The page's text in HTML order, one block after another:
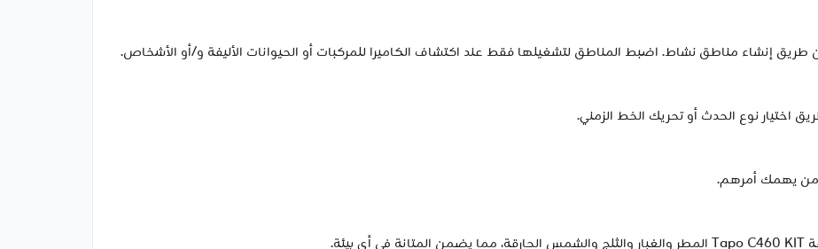
طريق إنشاء مناطق نشاط. اضبط المناطق لتشغيلها فقط عند اكتشاف الكاميرا للمركبات أو الحيوانات الأليفة و/أو الأشخاص.
اختيار نوع الحدث أو تحريك الخط الزمني.
من يهمك أمرهم.